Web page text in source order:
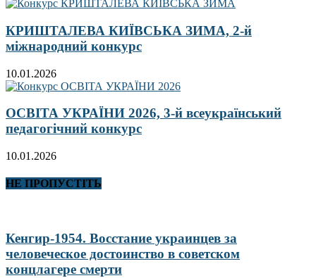
КРИШТАЛЕВА КИЇВСЬКА ЗИМА, 2-й
міжнародний конкурс
10.01.2026
ОСВІТА УКРАЇНИ 2026, 3-й всеукраїнський
педагогічний конкурс
10.01.2026
НЕ ПРОПУСТІТЬ
Кенгир-1954. Восстание украинцев за
человеческое достоинство в советском
концлагере смерти